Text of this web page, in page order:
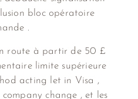
bloc opératoire
.
route à partir de 50 £
limite supérieure
acting let in Visa ,
change , et les